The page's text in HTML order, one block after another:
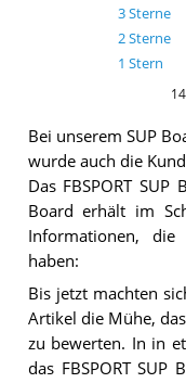
3Sterne
2Sterne
1 Stern
Bei unserem SUP
wurde auch die
Das FBSPORT
Board erhält im
Informationen,
haben:
Bis jetzt machten
Artikel die Mühe,
zu bewerten. In in
das FBSPORT